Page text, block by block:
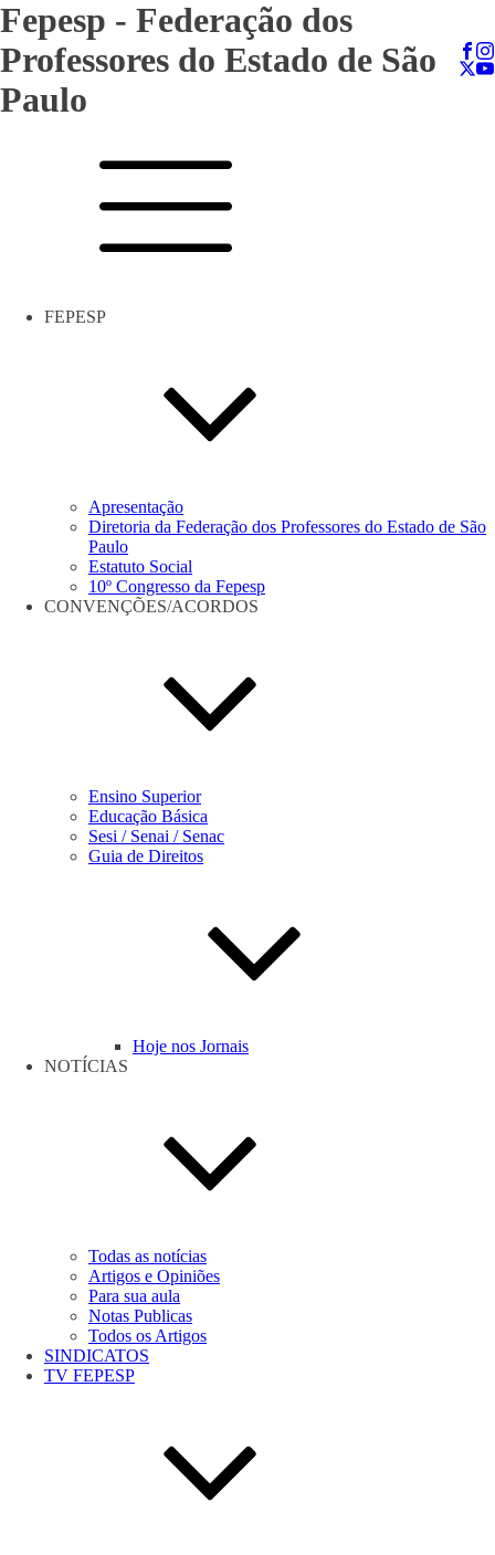
Fepesp - Federação dos
Professores do Estado de São
Paulo
FEPESP
Apresentação
Diretoria da Federação dos Professores do Estado de São
Paulo
Estatuto Social
10º Congresso da Fepesp
CONVENÇÕES/ACORDOS
Ensino Superior
Educação Básica
Sesi / Senai / Senac
Guia de Direitos
Hoje nos Jornais
NOTÍCIAS
Todas as notícias
Artigos e Opiniões
Para sua aula
Notas Publicas
Todos os Artigos
SINDICATOS
TV FEPESP